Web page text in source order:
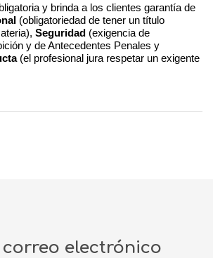
y brinda a los clientes garantía de
(obligatoriedad de tener un título
Seguridad (exigencia de
y de Antecedentes Penales y
(el profesional jura respetar un exigente
correo electrónico